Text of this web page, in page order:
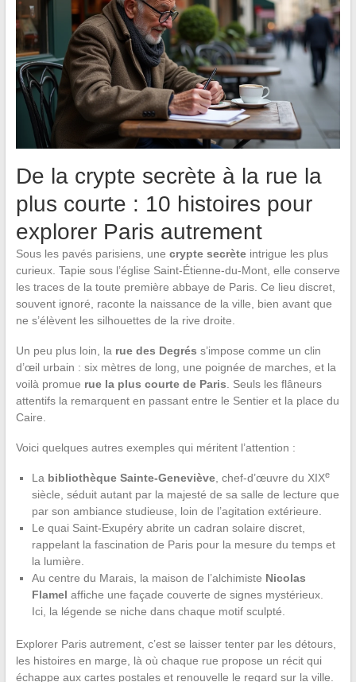
De la crypte secrète à la rue la
plus courte : 10 histoires pour
explorer Paris autrement
Sous les pavés parisiens, une crypte secrèteintrigue les plus
curieux. Tapie sous l’église Saint-Étienne-du-Mont, elle conserve
les traces de la toute première abbaye de Paris. Ce lieu discret,
souvent ignoré, raconte la naissance de la ville, bien avant que
ne s’élèvent les silhouettes de la rive droite.
Un peu plus loin, la rue des Degrés s’impose comme un clin
d’œil urbain : six mètres de long, une poignée de marches, et la
voilà promue rue la plus courte de Paris . Seuls les flâneurs
attentifs la remarquent en passant entre le Sentier et la place du
Caire.
Voici quelques autres exemples qui méritent l’attention :
La bibliothèque Sainte-Geneviève, chef-d’œuvre du XIXe
siècle, séduit autant par la majesté de sa salle de lecture que
par son ambiance studieuse, loin de l’agitation extérieure.
Le quai Saint-Exupéry abrite un cadran solaire discret,
rappelant la fascination de Paris pour la mesure du temps et
la lumière.
Au centre du Marais, la maison de l’alchimiste Nicolas
Flamel affiche une façade couverte de signes mystérieux.
Ici, la légende se niche dans chaque motif sculpté.
Explorer Paris autrement, c’est se laisser tenter par les détours,
les histoires en marge, là où chaque rue propose un récit qui
échappe aux cartes postales et renouvelle le regard sur la ville.